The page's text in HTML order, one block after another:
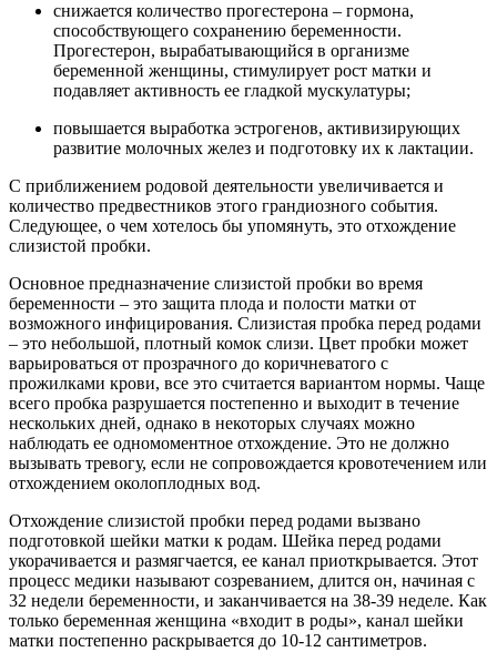
снижается количество прогестерона – гормона,
способствующего сохранению беременности.
Прогестерон, вырабатывающийся в организме
беременной женщины, стимулирует рост матки и
подавляет активность ее гладкой мускулатуры;
повышается выработка эстрогенов, активизирующих
развитие молочных желез и подготовку их к лактации.
С приближением родовой деятельности увеличивается и
количество предвестников этого грандиозного события.
Следующее, о чем хотелось бы упомянуть, это отхождение
слизистой пробки.
Основное предназначение слизистой пробки во время
беременности – это защита плода и полости матки от
возможного инфицирования. Слизистая пробка перед родами
– это небольшой, плотный комок слизи. Цвет пробки может
варьироваться от прозрачного до коричневатого с
прожилками крови, все это считается вариантом нормы. Чаще
всего пробка разрушается постепенно и выходит в течение
нескольких дней, однако в некоторых случаях можно
наблюдать ее одномоментное отхождение. Это не должно
вызывать тревогу, если не сопровождается кровотечением или
отхождением околоплодных вод.
Отхождение слизистой пробки перед родами вызвано
подготовкой шейки матки к родам. Шейка перед родами
укорачивается и размягчается, ее канал приоткрывается. Этот
процесс медики называют созреванием, длится он, начиная с
32 недели беременности, и заканчивается на 38-39 неделе. Как
только беременная женщина «входит в роды», канал шейки
матки постепенно раскрывается до 10-12 сантиметров.